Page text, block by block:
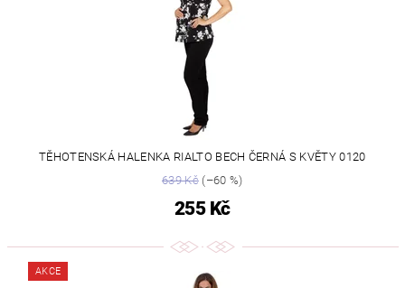
TĚHOTENSKÁ HALENKA RIALTO BECH ČERNÁ S KVĚTY 0120
639 Kč(–60 %)
255 Kč
AKCE